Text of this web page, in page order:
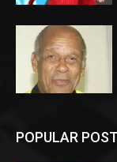
POPULAR